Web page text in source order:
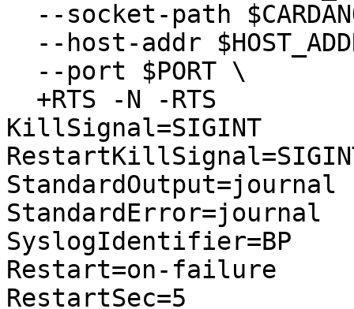
KillSignal=SIGINT
StandardOutput=journal
StandardError=journal
SyslogIdentifier=BP
Restart=on-failure
RestartSec=5